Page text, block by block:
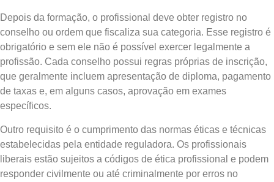
Depois da formação, o profissional deve obter registro no
conselho ou ordem que fiscaliza sua categoria. Esse registro é
obrigatório e sem ele não é possível exercer legalmente a
profissão. Cada conselho possui regras próprias de inscrição,
que geralmente incluem apresentação de diploma, pagamento
de taxas e, em alguns casos, aprovação em exames
específicos.
Outro requisito é o cumprimento das normas éticas e técnicas
estabelecidas pela entidade reguladora. Os profissionais
liberais estão sujeitos a códigos de ética profissional e podem
responder civilmente ou até criminalmente por erros no